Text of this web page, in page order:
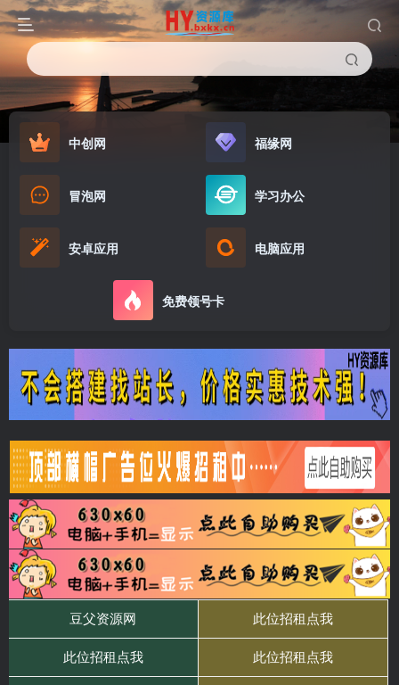
中创网 福缘网
冒泡网 学习办公
安卓应用 电脑应用
免费领号卡